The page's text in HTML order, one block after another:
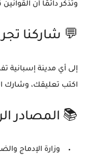
وتذكّر دائمًا أن
💬 شاركنا
إلى أي مدينة إسبانية
اكتب تعليقك، وشارك
📚 المصادر
وزارة الإدماج